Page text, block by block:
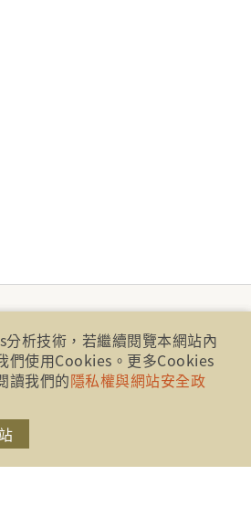
費評議中心 著作權所有
析技術，若繼續閱覽本網站內
們使用Cookies。更多Cookies
讀我們的隱私權與網站安全政
析技術，若繼續閱覽本網站內
們使用Cookies。更多Cookies
讀我們的隱私權與網站安全政